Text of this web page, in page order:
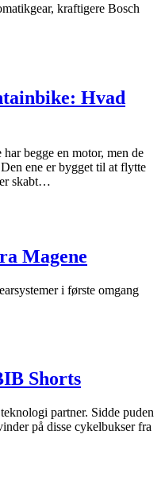
kraftigere Bosch
Hvad
begge en motor, men de
ene er bygget til at flytte
skabt…
Magene
i første omgang
Shorts
partner. Sidde puden
på disse cykelbukser fra